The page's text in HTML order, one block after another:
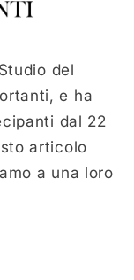
del
e ha
dal 22
articolo
a una loro